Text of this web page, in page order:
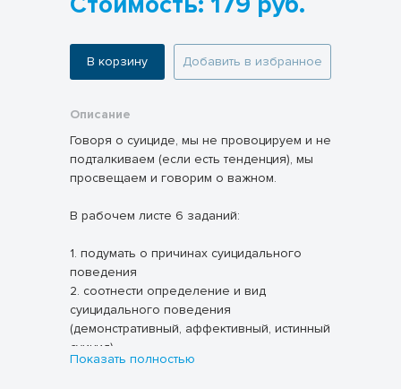
В корзину Добавить в избранное
Описание
Говоря о суициде, мы не провоцируем и не
подталкиваем (если есть тенденция), мы
просвещаем и говорим о важном.
В рабочем листе 6 заданий:
1. подумать о причинах суицидального
поведения
2. соотнести определение и вид
суицидального поведения
(демонстративный, аффективный, истинный
суицид)
3. сформулировать описание личности,
Показать полностью